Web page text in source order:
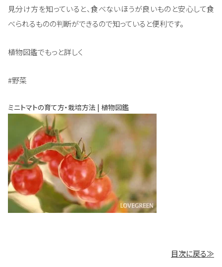
見分け方を知っていると、食べないほうが良いものと安心して食
べられるものの判断ができるので知っていると便利です。
植物図鑑でもっと詳しく
#野菜
ミニトマトの育て方・栽培方法 | 植物図鑑
目次に戻る≫